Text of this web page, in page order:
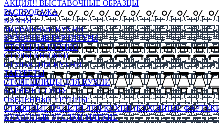
АКЦИЯ!! ВЫСТАВОЧНЫЕ ОБРАЗЦЫ
РАСПРОДАЖА
КУХНЯ
МОДУЛЬНЫЕ КУХНИ
КУХОННЫЕ ГАРНИТУРЫ
СТОЛЫ НА КУХНЮ
СТОЛЫ КНИЖКИ
СТУЛЬЯ ДЛЯ КУХНИ
ТАБУРЕТЫ
СТОЛЕШНИЦЫ ДЛЯ КУХНИ
БАРНЫЕ СТУЛЬЯ
ОБЕДЕННЫЕ ГРУППЫ
СТЕНОВЫЕ ПАНЕЛИ ДЛЯ КУХНИ (КУХОННЫЕ
КУХОННЫЕ УГОЛКИ МЯГКИЕ